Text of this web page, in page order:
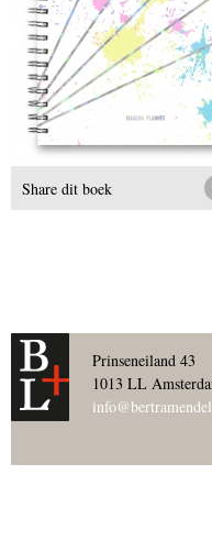
Share dit boek
Prinseneiland 43
1013 LL